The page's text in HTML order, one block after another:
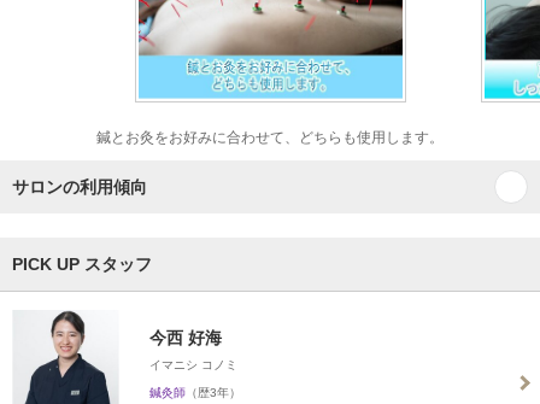
鍼とお灸をお好みに合わせて、どちらも使用します。
サロンの利用傾向
PICK UP スタッフ
今西 好海
イマニシ コノミ
鍼灸師 （歴3年）